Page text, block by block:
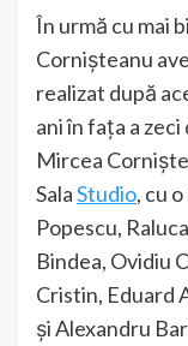
În urmă cu mai
Cornișteanu
realizat după
ani în fața a
Mircea
SalaStudio, cu
Popescu,
Bindea, Ovidiu
Cristin, Eduard
și Alexandru